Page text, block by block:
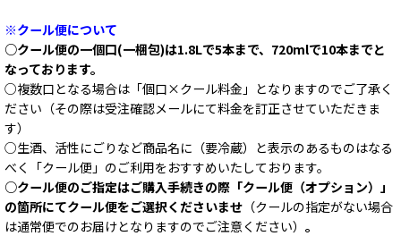
※クール便について
○クール便の一個口(一梱包)は1.8Lで5本まで、720mlで10本までと
なっております。
○複数口となる場合は「個口×クール料金」となりますのでご了承く
ださい（その際は受注確認メールにて料金を訂正させていただきま
す）
○生酒、活性にごりなど商品名に（要冷蔵）と表示のあるものはなる
べく「クール便」のご利用をおすすめいたしております。
○クール便のご指定はご購入手続きの際「クール便（オプション）」
の箇所にてクール便をご選択くださいませ （クールの指定がない場合
は通常便でのお届けとなりますのでご注意ください） 。